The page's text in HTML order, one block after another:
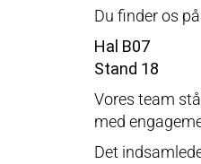
Du finder os
Hal B07
Stand 18
Vores team
med
Det